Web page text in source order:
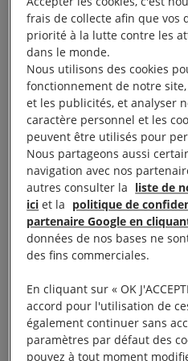
directrices pour protéger
des filles, qui sont
disproportionnée par cette
Contre les
domestiques
des mesures
insuffisantes
Avant la crise sanitaire du
femme sur cinq en
conjugales. Les mesures
frais de collecte afin que vos
priorité à la lutte contre les
dans le monde.
Nous utilisons des cookies
fonctionnement de notre
et les publicités, et analyser
caractère personnel et les
peuvent être utilisés pour
Nous partageons aussi
navigation avec nos
autres consulter la liste de
ici et la politique de
partenaire Google en
données de nos bases ne
des fins commerciales.
En cliquant sur « OK
accord pour l'utilisation de
également continuer sans
paramètres par défaut des
pouvez à tout moment